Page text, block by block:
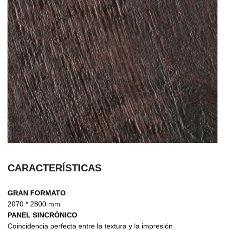
CARACTERÍSTICAS
GRAN FORMATO
2070 * 2800 mm
PANEL SINCRÓNICO
Coincidencia perfecta entre la textura y la impresión